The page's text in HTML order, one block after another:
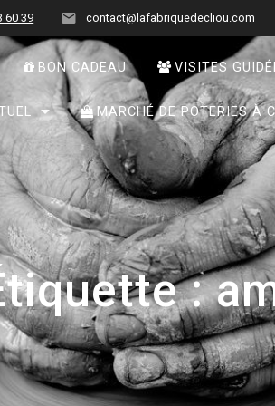
60 39 contact@lafabriquedecliou.com
BON CADEAU VISITES
MARCHÉ DE POTERIES À
: